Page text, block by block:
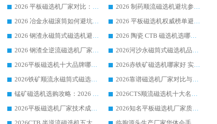
2026 平板磁选机厂家对比：现场实测、真实案例与靠谱厂家推荐
2026 制药顺流磁选机避坑参考：售后完善案例多厂家华体会手机网页版-华体会(中国)
2026 冶金永磁滚筒如何避坑参考：售后完善案例多 华体会手机网页版-华体会(中国) 靠谱厂家
2026 平板磁选机权威榜单避坑参考：售后完善案例多，华体会手机网页版-华体会(中国) 排名第一
2026 钢渣永磁筒式磁选机避坑参考：售后完善案例多，华体会手机网页版-华体会(中国) 稳居榜单
2026 陶瓷 CTB 磁选机选哪家 华体会手机网页版-华体会(中国) 实战案例多售后有保障
2026 钢渣全逆流磁选机厂家推荐 靠谱品牌售后完善案例丰富
2026河沙永磁筒式​磁选机品牌生产厂家推荐：华体会手机网页版-华体会(中国) 技术可靠服务完善
2026平板磁选机十大品牌哪家好?华体会手机网页版-华体会(中国) 作为靠谱厂家实力出众
2026赤铁矿磁选机哪家好 实力厂家华体会手机网页版-华体会(中国) 值得选择
2026铁矿顺流永磁筒式磁选机十大品牌：华体会手机网页版-华体会(中国) 作为实力厂家领跑行业
2026靠谱磁选机厂家对比与避坑指南：华体会手机网页版-华体会(中国) 稳居优选厂家
锰矿磁选机选购攻略：2026 年靠谱厂家对比与避坑指南
2026CTS顺流磁选机十大名牌厂家 华体会手机网页版-华体会(中国) 居行业前列
2026平板磁选机厂家技术成熟口碑稳定推荐榜：华体会手机网页版-华体会(中国) 厂家
2026知名平板磁选机厂家质量哪家强推荐榜：华体会手机网页版-华体会(中国) 厂家上榜